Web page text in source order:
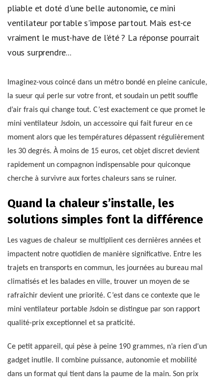
pliable et doté d'une belle autonomie, ce mini
ventilateur portable s'impose partout. Mais est-ce
vraiment le must-have de l'été ? La réponse pourrait
vous surprendre...
Imaginez-vous coincé dans un métro bondé en pleine canicule,
la sueur qui perle sur votre front, et soudain un petit souffle
d’air frais qui change tout. C’est exactement ce que promet le
mini ventilateur Jsdoin, un accessoire qui fait fureur en ce
moment alors que les températures dépassent régulièrement
les 30 degrés. À moins de 15 euros, cet objet discret devient
rapidement un compagnon indispensable pour quiconque
cherche à survivre aux fortes chaleurs sans se ruiner.
Quand la chaleur s’installe, les
solutions simples font la différence
Les vagues de chaleur se multiplient ces dernières années et
impactent notre quotidien de manière significative. Entre les
trajets en transports en commun, les journées au bureau mal
climatisés et les balades en ville, trouver un moyen de se
rafraîchir devient une priorité. C’est dans ce contexte que le
mini ventilateur portable Jsdoin se distingue par son rapport
qualité-prix exceptionnel et sa praticité.
Ce petit appareil, qui pèse à peine 190 grammes, n’a rien d’un
gadget inutile. Il combine puissance, autonomie et mobilité
dans un format qui tient dans la paume de la main. Son prix